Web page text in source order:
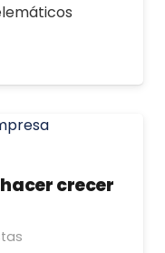
crecer